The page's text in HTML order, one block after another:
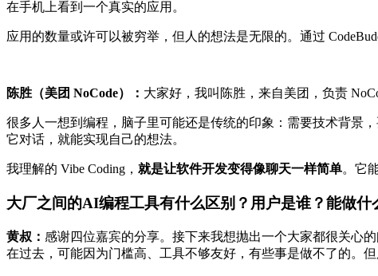
在手机上看到一个真实的应用。
应用的数量或许可以被穷举，但人的想法是无限的。通过
陈胜（美团 NoCode）： 大家好，我叫陈胜，来自美团，负责
很多人一想到编程，脑子里可能还是传统的印象：需要技术背景
它对话，就能实现自己的想法。
我理解的 Vibe Coding， 就是让软件开发变得像聊天一样简单。它
大厂之间的AI编程工具有什么区别？用户是谁？能做什
黄叔： 感谢四位嘉宾的分享。接下来我想抛出一个大家都很关心
在过去，可能因为门槛高、工具不够友好，有些事是做不了的。